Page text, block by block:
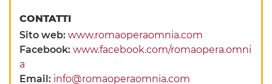
CONTATTI
Sito web:www.romaoperaomnia.com
Facebook:www.facebook.com/romaopera.omni
a
Email: info@romaoperaomnia.com